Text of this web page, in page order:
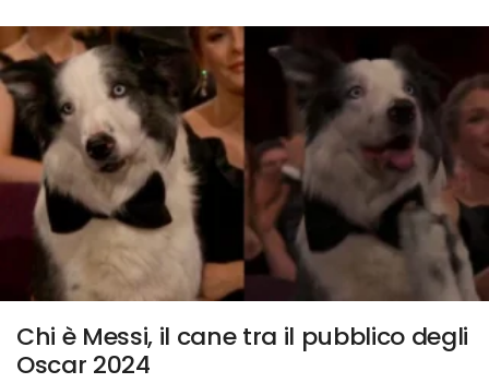
Chi è Messi, il cane tra il pubblico degli
Oscar 2024